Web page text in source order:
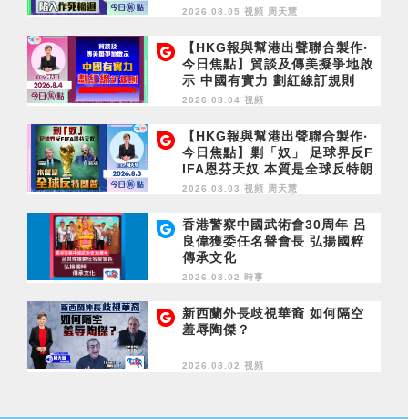
2026.08.05 視頻 周天慧
【HKG報與幫港出聲聯合製作‧
今日焦點】貿談及傳美擬爭地啟
示 中國有實力 劃紅線訂規則
2026.08.04 視頻
【HKG報與幫港出聲聯合製作‧
今日焦點】剿「奴」 足球界反F
IFA恩芬天奴 本質是全球反特朗
普
2026.08.03 視頻 周天慧
香港警察中國武術會30周年 呂
良偉獲委任名譽會長 弘揚國粹
傳承文化
2026.08.02 時事
新西蘭外長歧視華裔 如何隔空
羞辱陶傑？
2026.08.02 視頻